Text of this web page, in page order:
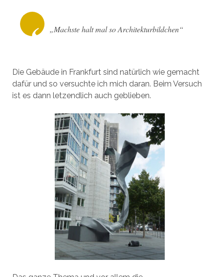
„Machste halt mal so Architekturbildchen“
Die Gebäude in Frankfurt sind natürlich wie gemacht
dafür und so versuchte ich mich daran. Beim Versuch
ist es dann letzendlich auch geblieben.